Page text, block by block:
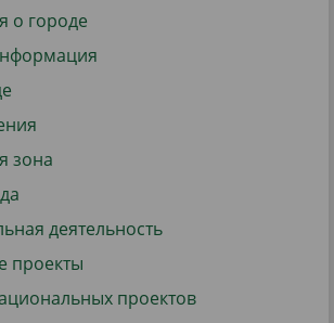
о городе
зона
деятельность
проекты
проектов